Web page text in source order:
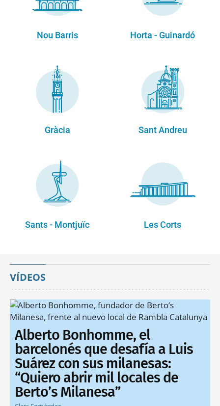
Nou Barris Horta - Guinardó
Gràcia Sant Andreu
Sants - Montjuïc Les Corts
VÍDEOS
Alberto Bonhomme, el
barcelonés que desafía a Luis
Suárez con sus milanesas:
“Quiero abrir mil locales de
Berto’s Milanesa”